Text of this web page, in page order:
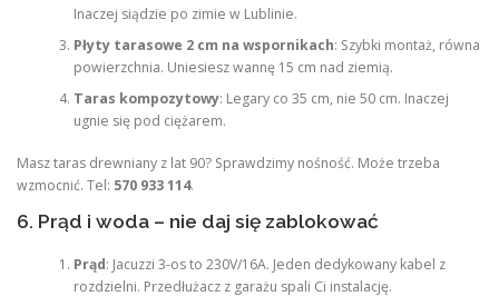
Inaczej siądzie po zimie w Lublinie.
Płyty tarasowe 2 cm na wspornikach: Szybki montaż, równa
powierzchnia. Uniesiesz wannę 15 cm nad ziemią.
Taras kompozytowy: Legary co 35 cm, nie 50 cm. Inaczej
ugnie się pod ciężarem.
Masz taras drewniany z lat 90? Sprawdzimy nośność. Może trzeba
wzmocnić. Tel: 570 933 114.
6. Prąd i woda – nie daj się zablokować
Prąd: Jacuzzi 3-os to 230V/16A. Jeden dedykowany kabel z
rozdzielni. Przedłużacz z garażu spali Ci instalację.